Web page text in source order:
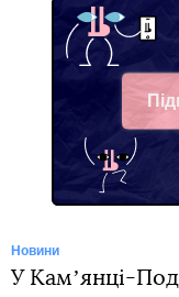
Новини
У Камʼянці-